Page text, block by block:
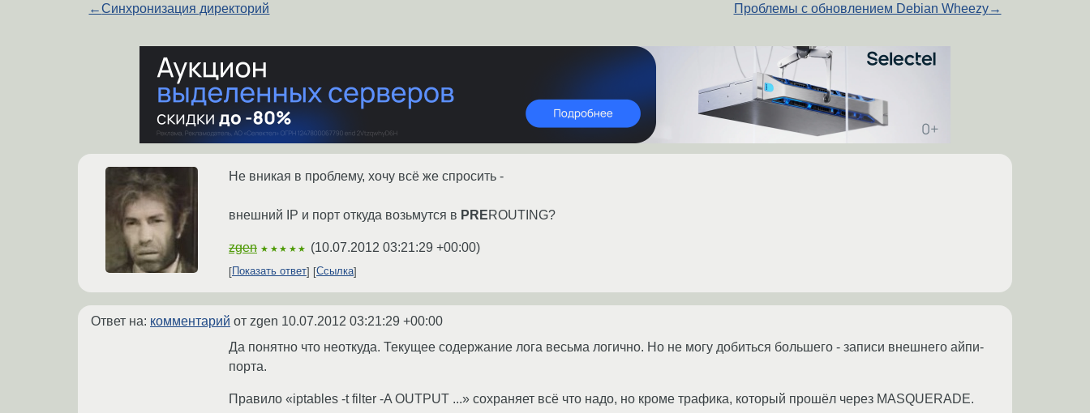
←Синхронизация директорий Проблемы с обновлением Debian Wheezy→
Не вникая в проблему, хочу всё же спросить -
внешний IP и порт откуда возьмутся в PREROUTING?
zgen ★★★★★ (10.07.2012 03:21:29 +00:00)
Показать ответ Ссылка
Ответ на: комментарий от zgen 10.07.2012 03:21:29 +00:00
Да понятно что неоткуда. Текущее содержание лога весьма логично. Но не могу добиться большего - записи внешнего айпи-
порта.
Правило «iptables -t filter -A OUTPUT ...» сохраняет всё что надо, но кроме трафика, который прошёл через MASQUERADE.